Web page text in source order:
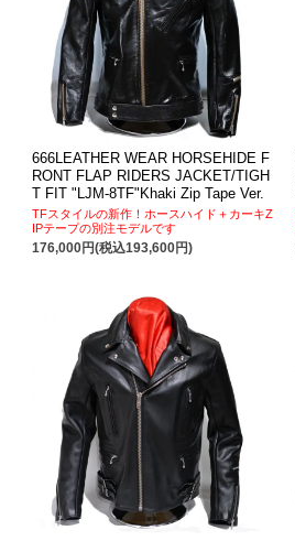
666LEATHER WEAR HORSEHIDE F
RONT FLAP RIDERS JACKET/TIGH
T FIT "LJM-8TF"Khaki Zip Tape Ver.
TFスタイルの新作！ホースハイド＋カーキZ
IPテープの別注モデルです
176,000円(税込193,600円)